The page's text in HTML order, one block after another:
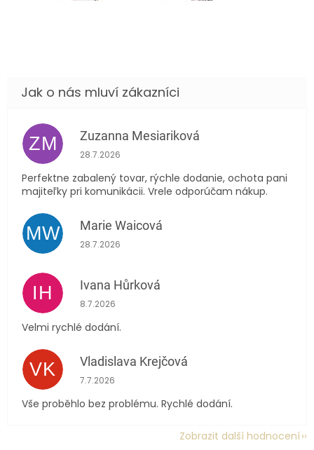
ZM Zuzanna Mesiariková
Hodnocení obchodu je 5 z 5 hvězdiček.
28.7.2026
Perfektne zabalený tovar, rýchle dodanie, ochota pani
majiteľky pri komunikácii. Vrele odporúčam nákup.
MW Marie Waicová
Hodnocení obchodu je 5 z 5 hvězdiček.
28.7.2026
IH Ivana Hůrková
Hodnocení obchodu je 5 z 5 hvězdiček.
8.7.2026
Velmi rychlé dodání.
VK Vladislava Krejčová
Hodnocení obchodu je 5 z 5 hvězdiček.
7.7.2026
Vše proběhlo bez problému. Rychlé dodání.
Zobrazit další hodnocení